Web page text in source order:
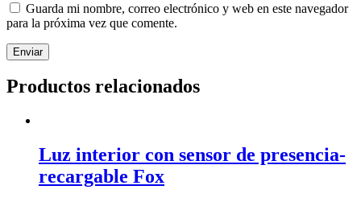
Guarda mi nombre, correo electrónico y web en este navegador
para la próxima vez que comente.
Productos relacionados
Luz interior con sensor de presencia-
recargable Fox